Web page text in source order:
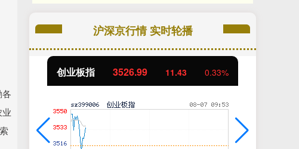
沪深京行情 实时轮播
创业板指 3526.99 11.43 0.33%